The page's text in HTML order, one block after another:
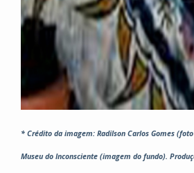
* Crédito da imagem: Radilson Carlos Gomes
Museu do Inconsciente (imagem do fundo).